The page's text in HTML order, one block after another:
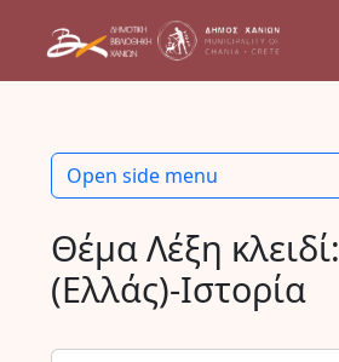
Θέμα Λέξη κλειδί:
(Ελλάς)-Ιστορία
Open side menu